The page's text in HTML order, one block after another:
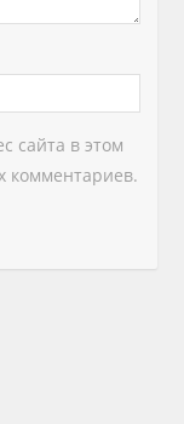
сайта в этом
комментариев.